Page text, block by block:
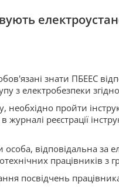
знати ПБЕЕС
з електробезпеки
пройти
реєстрації
відповідальна за
працівників з
посвідчень